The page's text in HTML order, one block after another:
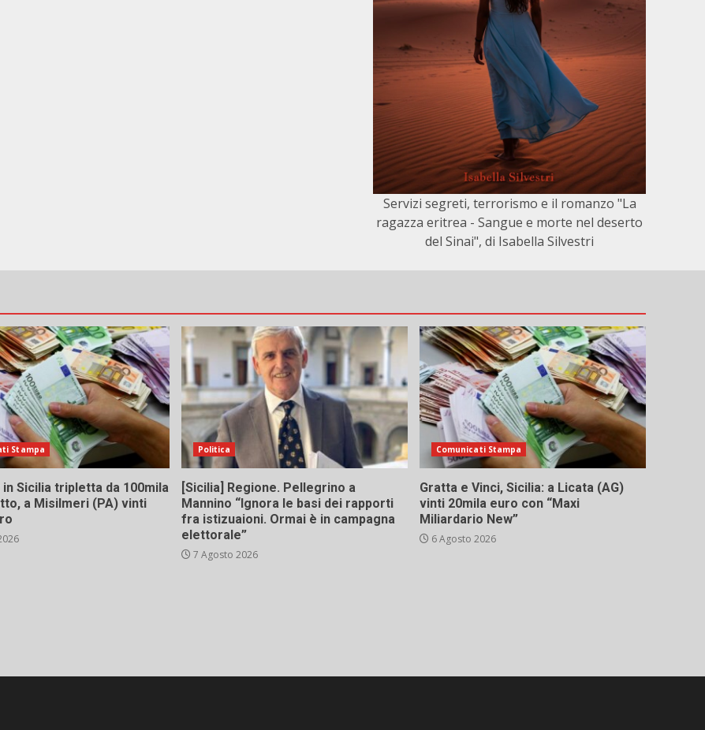
Servizi segreti, terrorismo e il romanzo "La
ragazza eritrea - Sangue e morte nel deserto
del Sinai", di Isabella Silvestri
Stampa
Sicilia tripletta da 100mila
a Misilmeri (PA) vinti
Politica
[Sicilia] Regione. Pellegrino a
Mannino “Ignora le basi dei rapporti
fra istizuaioni. Ormai è in campagna
elettorale”
7 Agosto 2026
Comunicati Stampa
Gratta e Vinci, Sicilia: a Licata (AG)
vinti 20mila euro con “Maxi
Miliardario New”
6 Agosto 2026